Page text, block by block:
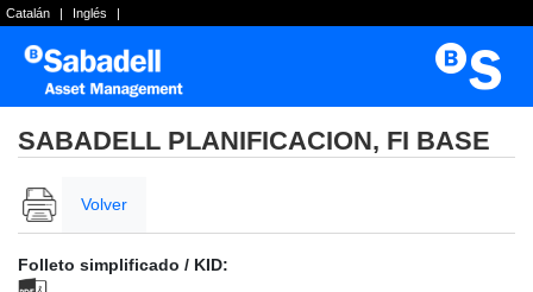
Catalán | Inglés |
SABADELL PLANIFICACION, FI BASE
Volver
Folleto simplificado / KID: